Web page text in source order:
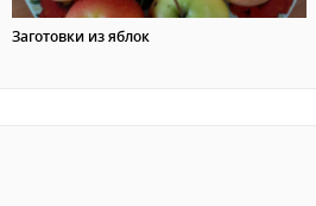
Заготовки из яблок